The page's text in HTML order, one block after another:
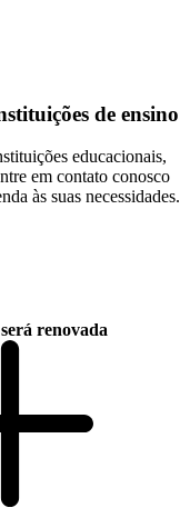
de ensino
educacionais,
em contato conosco
às suas necessidades.
renovada